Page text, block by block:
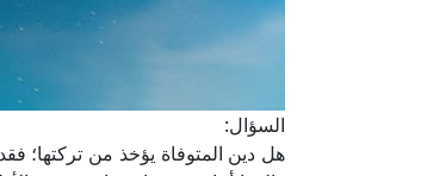
السؤال:
هل دين المتوفاة يؤخذ من